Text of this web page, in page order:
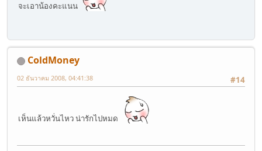
จะเอาน้องคะแนน
ColdMoney
#14
02 ธันวาคม 2008, 04:41:38
เห็นแล้วหวั่นไหว น่ารักไปหมด